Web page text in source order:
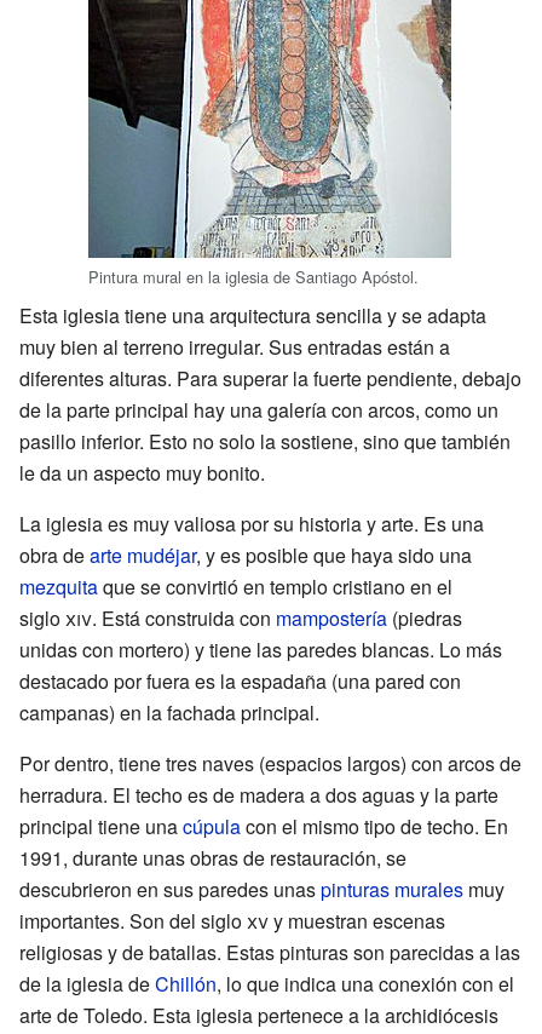
Pintura mural en la iglesia de Santiago Apóstol.
Esta iglesia tiene una arquitectura sencilla y se adapta
muy bien al terreno irregular. Sus entradas están a
diferentes alturas. Para superar la fuerte pendiente, debajo
de la parte principal hay una galería con arcos, como un
pasillo inferior. Esto no solo la sostiene, sino que también
le da un aspecto muy bonito.
La iglesia es muy valiosa por su historia y arte. Es una
obra dearte mudéjar, y es posible que haya sido una
mezquitaque se convirtió en templo cristiano en el
sigloxiv. Está construida con mampostería (piedras
unidas con mortero) y tiene las paredes blancas. Lo más
destacado por fuera es la espadaña (una pared con
campanas) en la fachada principal.
Por dentro, tiene tres naves (espacios largos) con arcos de
herradura. El techo es de madera a dos aguas y la parte
principal tiene unacúpulacon el mismo tipo de techo. En
1991, durante unas obras de restauración, se
descubrieron en sus paredes unaspinturas murales muy
importantes. Son del sigloxvy muestran escenas
religiosas y de batallas. Estas pinturas son parecidas a las
de la iglesia deChillón, lo que indica una conexión con el
arte de Toledo. Esta iglesia pertenece a la archidiócesis